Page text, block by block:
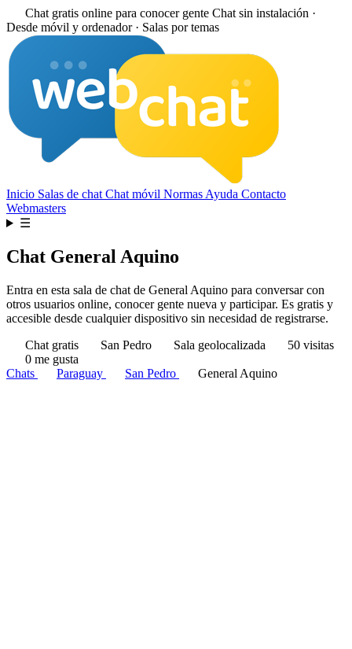
Chat gratis online para conocer gente Chat sin instalación ·
Desde móvil y ordenador · Salas por temas
Inicio Salas de chat Chat móvil Normas Ayuda Contacto
Webmasters
☰
Chat General Aquino
Entra en esta sala de chat de General Aquino para conversar con
otros usuarios online, conocer gente nueva y participar. Es gratis y
accesible desde cualquier dispositivo sin necesidad de registrarse.
Chat gratis
San Pedro Sala geolocalizada
50 visitas
0 me gusta
Chats
Paraguay San Pedro General Aquino